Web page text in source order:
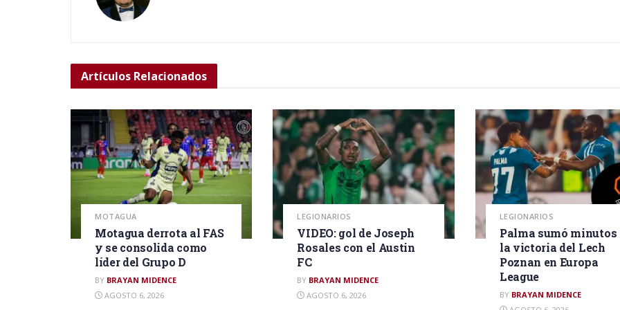
Artículos Relacionados
MOTAGUA
Motagua derrota al FAS
y se consolida como
líder del Grupo D
BY BRAYAN MIDENCE
AGOSTO 6, 2026
LEGIONARIOS
VIDEO: gol de Joseph
Rosales con el Austin
FC
BY BRAYAN MIDENCE
AGOSTO 6, 2026
LEGIONARIOS
Palma sumó minutos
la victoria del Lech
Poznan en Europa
League
BY BRAYAN MIDENCE